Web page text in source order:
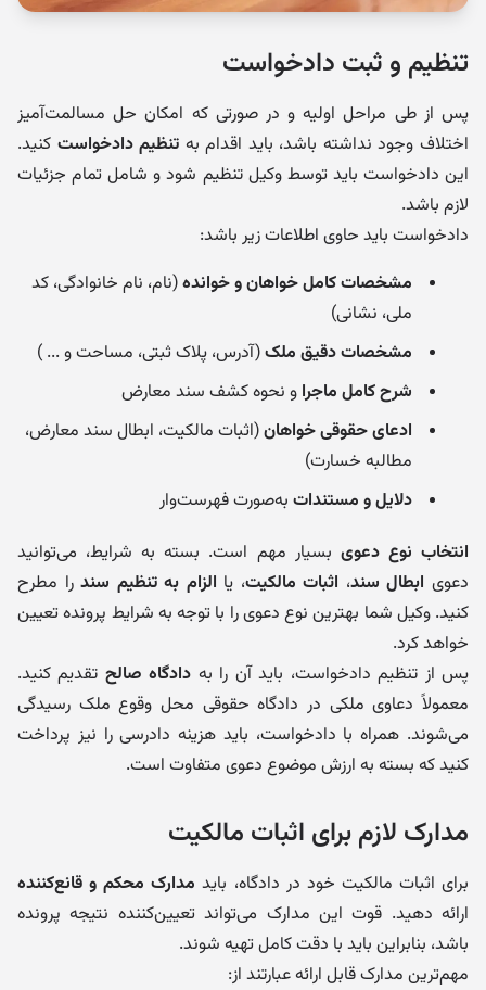
تنظیم و ثبت دادخواست
پس از طی مراحل اولیه و در صورتی که امکان حل مسالمت‌آمیز
اختلاف وجود نداشته باشد، باید اقدام به تنظیم دادخواست کنید.
این دادخواست باید توسط وکیل تنظیم شود و شامل تمام جزئیات
لازم باشد.
دادخواست باید حاوی اطلاعات زیر باشد:
مشخصات کامل خواهان و خوانده(نام، نام خانوادگی، کد
ملی، نشانی)
مشخصات دقیق ملک(آدرس، پلاک ثبتی، مساحت و ... )
شرح کامل ماجرا و نحوه کشف سند معارض
ادعای حقوقی خواهان(اثبات مالکیت، ابطال سند معارض،
مطالبه خسارت)
دلایل و مستندات به‌صورت فهرست‌وار
انتخاب نوع دعوی بسیار مهم است. بسته به شرایط، می‌توانید
دعوی ابطال سند، اثبات مالکیت، یا الزام به تنظیم سندرا مطرح
کنید. وکیل شما بهترین نوع دعوی را با توجه به شرایط پرونده تعیین
خواهد کرد.
پس از تنظیم دادخواست، باید آن را به دادگاه صالح تقدیم کنید.
معمولاً دعاوی ملکی در دادگاه حقوقی محل وقوع ملک رسیدگی
می‌شوند. همراه با دادخواست، باید هزینه دادرسی را نیز پرداخت
کنید که بسته به ارزش موضوع دعوی متفاوت است.
مدارک لازم برای اثبات مالکیت
برای اثبات مالکیت خود در دادگاه، باید مدارک محکم و قانع‌کننده
ارائه دهید. قوت این مدارک می‌تواند تعیین‌کننده نتیجه پرونده
باشد، بنابراین باید با دقت کامل تهیه شوند.
مهم‌ترین مدارک قابل ارائه عبارتند از: